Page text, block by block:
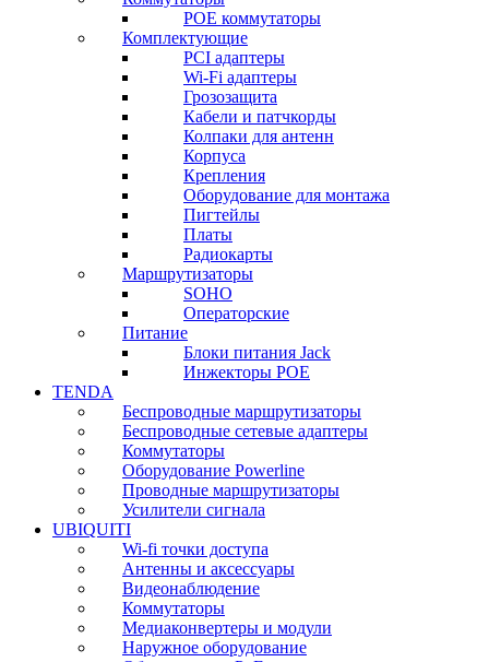
POE коммутаторы
Комплектующие
PCI адаптеры
Wi-Fi адаптеры
Грозозащита
Кабели и патчкорды
Колпаки для антенн
Корпуса
Крепления
Оборудование для монтажа
Пигтейлы
Платы
Радиокарты
Маршрутизаторы
SOHO
Операторские
Питание
Блоки питания Jack
Инжекторы POE
TENDA
Беспроводные маршрутизаторы
Беспроводные сетевые адаптеры
Коммутаторы
Оборудование Powerline
Проводные маршрутизаторы
Усилители сигнала
UBIQUITI
Wi-fi точки доступа
Антенны и аксессуары
Видеонаблюдение
Коммутаторы
Медиаконвертеры и модули
Наружное оборудование